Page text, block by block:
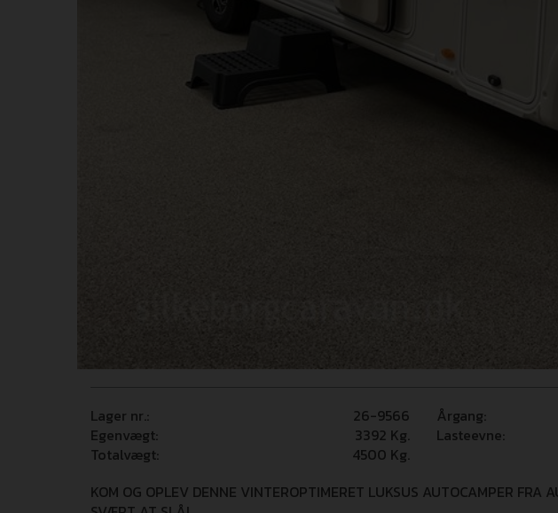
Lager nr.: 26-9566 Årgang:
Egenvægt:
3392 Kg. Lasteevne:
Totalvægt:
4500 Kg.
KOM OG OPLEV DENNE VINTEROPTIMERET LUKSUS AUTOCAMPER FRA